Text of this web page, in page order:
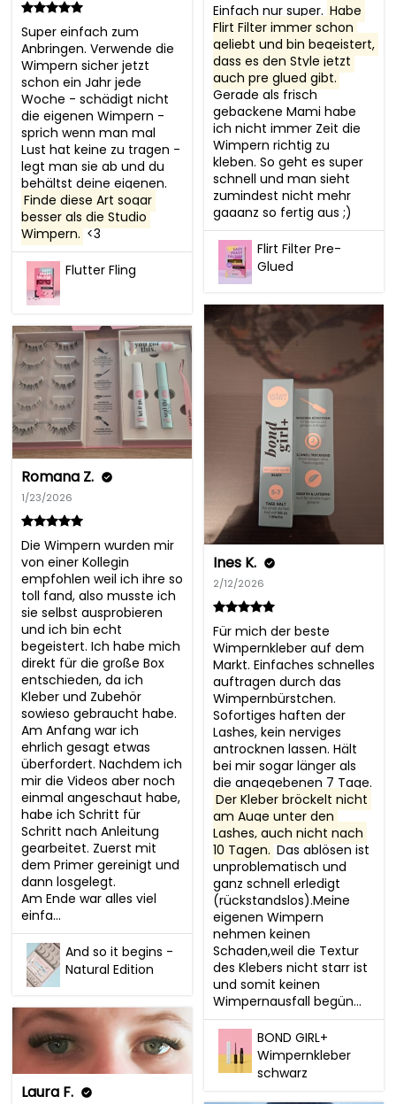
Einfach nur super. Habe
Flirt Filter immer schon
geliebt und bin begeistert,
dass es den Style jetzt
auch pre glued gibt.
Gerade als frisch
gebackene Mami habe
ich nicht immer Zeit die
Wimpern richtig zu
kleben. So geht es super
schnell und man sieht
zumindest nicht mehr
gaaanz so fertig aus ;)
Flirt Filter Pre-
Glued
Super einfach zum
Anbringen. Verwende die
Wimpern sicher jetzt
schon ein Jahr jede
Woche - schädigt nicht
die eigenen Wimpern -
sprich wenn man mal
Lust hat keine zu tragen -
legt man sie ab und du
Finde diese Art sogar
besser als die Studio
Wimpern. <3
Flutter Fling
Ines K.
2/12/2026
Für mich der beste
Wimpernkleber auf dem
Markt. Einfaches schnelles
auftragen durch das
Wimpernbürstchen.
Sofortiges haften der
Lashes, kein nerviges
antrocknen lassen. Hält
bei mir sogar länger als
Der Kleber bröckelt nicht
am Auge unter den
Lashes, auch nicht nach
10 Tagen. Das ablösen ist
unproblematisch und
ganz schnell erledigt
(rückstandslos).Meine
eigenen Wimpern
nehmen keinen
Schaden,weil die Textur
des Klebers nicht starr ist
und somit keinen
Wimpernausfall begün...
BOND GIRL+
Wimpernkleber
schwarz
Romana Z.
1/23/2026
Die Wimpern wurden mir
von einer Kollegin
empfohlen weil ich ihre so
toll fand, also musste ich
sie selbst ausprobieren
und ich bin echt
begeistert. Ich habe mich
direkt für die große Box
entschieden, da ich
Kleber und Zubehör
sowieso gebraucht habe.
Am Anfang war ich
ehrlich gesagt etwas
überfordert. Nachdem ich
mir die Videos aber noch
einmal angeschaut habe,
habe ich Schritt für
Schritt nach Anleitung
gearbeitet. Zuerst mit
dem Primer gereinigt und
dann losgelegt.
Am Ende war alles viel
einfa...
And so it begins -
Natural Edition
Laura F.